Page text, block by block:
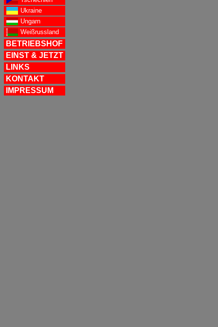
Ukraine
Ungarn
Weißrussland
BETRIEBSHOF
EINST & JETZT
LINKS
KONTAKT
IMPRESSUM